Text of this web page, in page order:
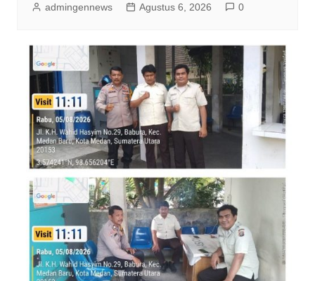
admingennews Agustus 6, 2026 0